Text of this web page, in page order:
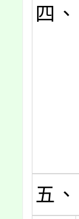
四、
五、